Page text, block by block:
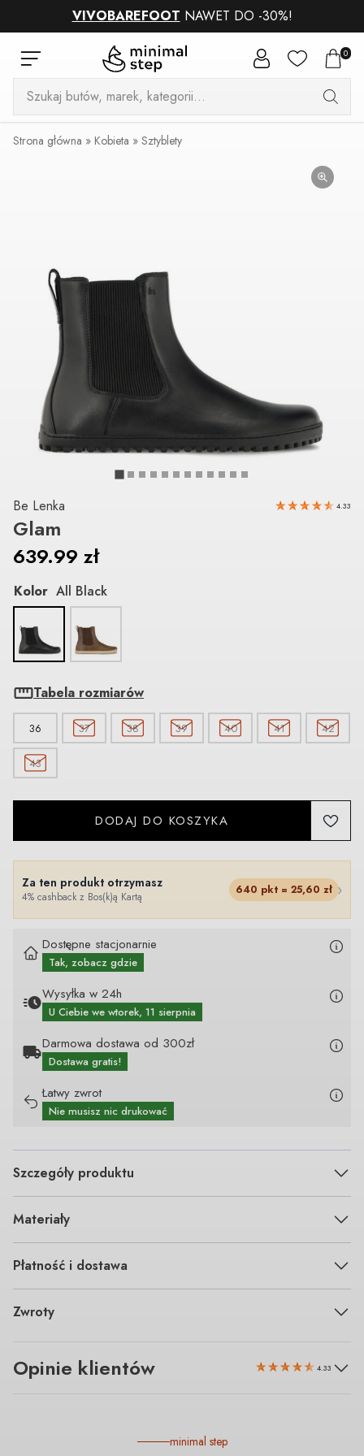
VIVOBAREFOOT NAWET DO -30%!
0
Wyszukiwarka
produktów
Strona główna » Kobieta » Sztyblety
Be Lenka 4.33
Glam
639.99 zł
Kolor All Black
Tabela rozmiarów
36 37 38 39 40 41 42
43
DODAJ DO KOSZYKA
Za ten produkt otrzymasz
4% cashback z Bos(k)ą Kartą
640 pkt = 25,60 zł ›
Dostępne stacjonarnie
Tak, zobacz gdzie
Wysyłka w 24h
U Ciebie we wtorek, 11 sierpnia
Darmowa dostawa od 300zł
Dostawa gratis!
Łatwy zwrot
Nie musisz nic drukować
Szczegóły produktu
Materiały
Płatność i dostawa
Zwroty
Opinie klientów 4.33
minimal step